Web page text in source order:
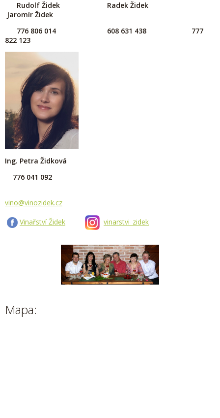
Rudolf Židek Radek Židek
Jaromír Židek
776 806 014
608 631 438 777
822 123
Ing. Petra Židková
776 041 092
vino@vinozidek.cz
Vinařství Židek vinarstvi_zidek
Mapa: